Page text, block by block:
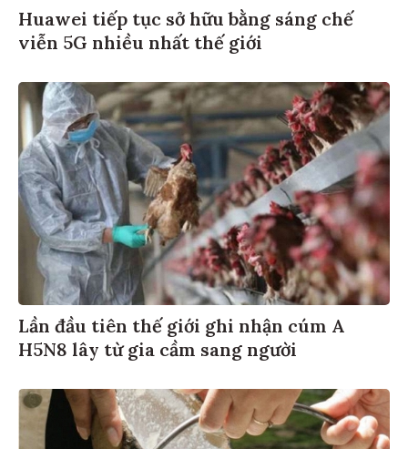
Huawei tiếp tục sở hữu bằng sáng chế
viễn 5G nhiều nhất thế giới
Lần đầu tiên thế giới ghi nhận cúm A
H5N8 lây từ gia cầm sang người